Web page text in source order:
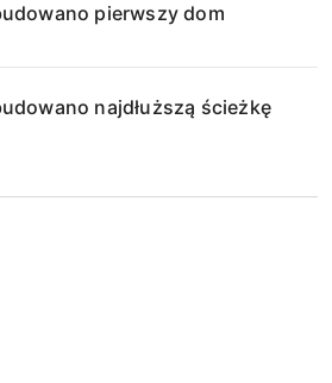
pierwszy dom
najdłuższą ścieżkę